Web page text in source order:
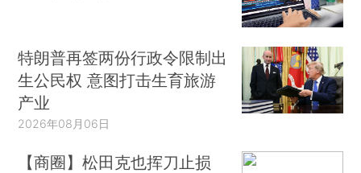
特朗普再签两份行政令限制出
生公民权 意图打击生育旅游
产业
2026年08月06日
【商圈】松田克也挥刀止损